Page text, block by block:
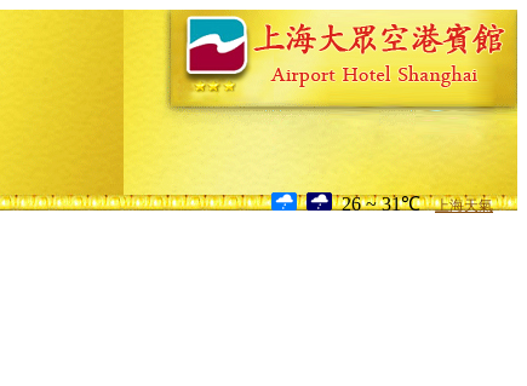
26 ~ 31℃ 上海天氣